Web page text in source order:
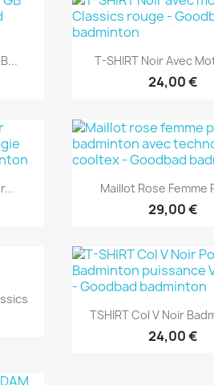
Aperçu
T-SHIRT Noir Avec
24,00 €
Aperçu
Maillot Rose Femme
29,00 €
Aperçu
TSHIRT Col V Noir
24,00 €